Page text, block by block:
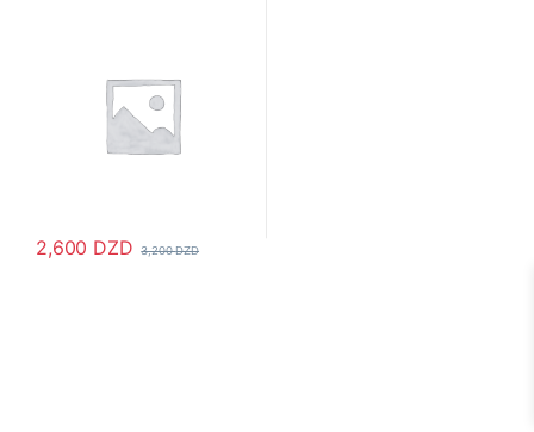
2,600 DZD 3,200DZD